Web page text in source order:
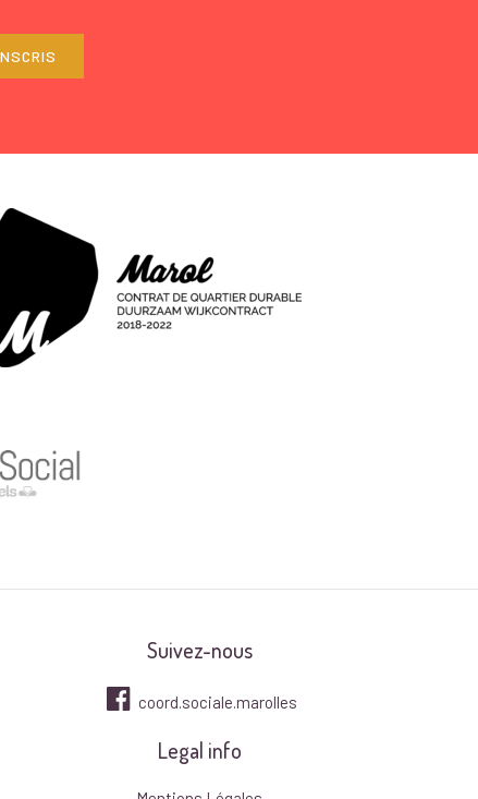
Suivez-nous
coord.sociale.marolles
Legal info